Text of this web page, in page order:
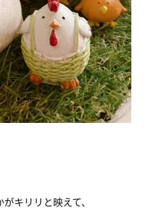
キリリと映えて、